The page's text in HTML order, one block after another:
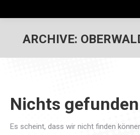
ARCHIVE:
Nichts gefunden
Es scheint, dass wir nicht finden